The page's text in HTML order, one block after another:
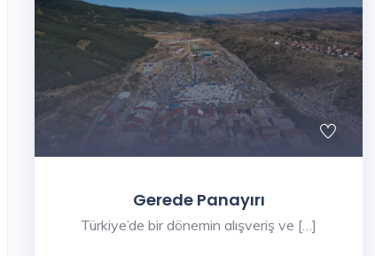
Gerede Panayırı
Türkiye’de bir dönemin alışveriş ve […]